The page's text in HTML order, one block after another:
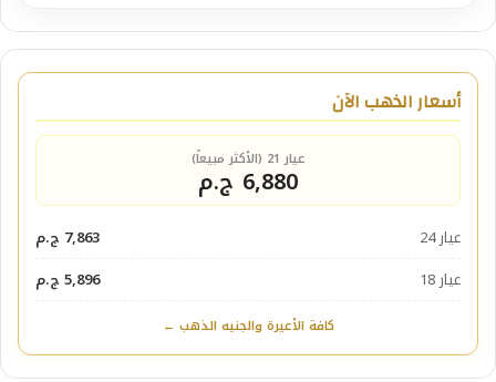
أسعار الذهب الآن
عيار 21 (الأكثر مبيعاً)
6,880 ج.م
عيار 24
7,863 ج.م
عيار 18
5,896 ج.م
كافة الأعيرة والجنيه الذهب ←